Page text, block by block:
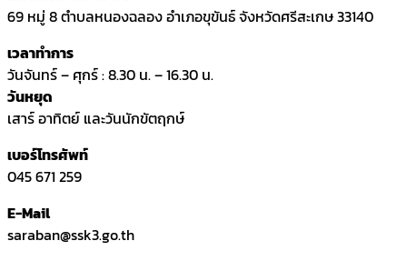
69 หมู่ 8 ตำบลหนองฉลอง อำเภอขุขันธ์ จังหวัดศรีสะเกษ 33140
เวลาทำการ
วันจันทร์ – ศุกร์ : 8.30 น. – 16.30 น.
วันหยุด
เสาร์ อาทิตย์ และวันนักขัตฤกษ์
เบอร์โทรศัพท์
045 671 259
E-Mail
saraban@ssk3.go.th